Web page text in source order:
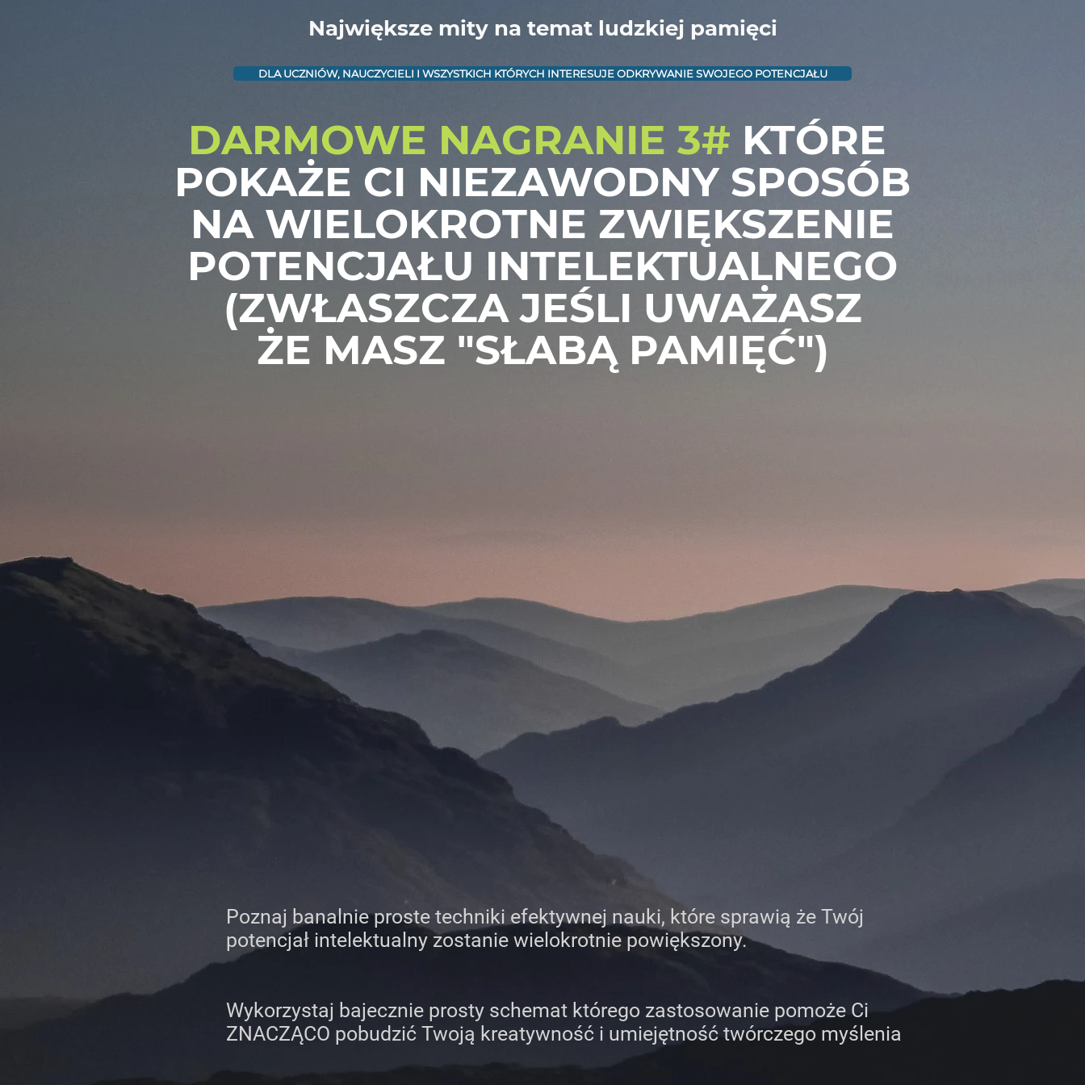
Największe mity na temat ludzkiej pamięci
DLA UCZNIÓW, NAUCZYCIELI I WSZYSTKICH KTÓRYCH INTERESUJE ODKRYWANIE SWOJEGO POTENCJAŁU
DARMOWE NAGRANIE 3# KTÓRE
POKAŻE CI NIEZAWODNY SPOSÓB
NA WIELOKROTNE ZWIĘKSZENIE
POTENCJAŁU INTELEKTUALNEGO
(ZWŁASZCZA JEŚLI UWAŻASZ
ŻE MASZ "SŁABĄ PAMIĘĆ")
Poznaj banalnie proste techniki efektywnej nauki, które sprawią że Twój
potencjał intelektualny zostanie wielokrotnie powiększony.
Wykorzystaj bajecznie prosty schemat którego zastosowanie pomoże Ci
ZNACZĄCO pobudzić Twoją kreatywność i umiejętność twórczego myślenia